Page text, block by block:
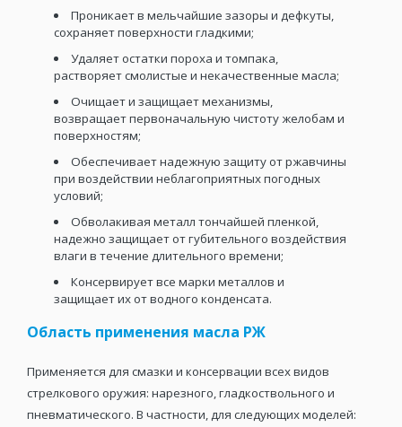
Проникает в мельчайшие зазоры и дефкуты,
сохраняет поверхности гладкими;
Удаляет остатки пороха и томпака,
растворяет смолистые и некачественные масла;
Очищает и защищает механизмы,
возвращает первоначальную чистоту желобам и
поверхностям;
Обеспечивает надежную защиту от ржавчины
при воздействии неблагоприятных погодных
условий;
Обволакивая металл тончайшей пленкой,
надежно защищает от губительного воздействия
влаги в течение длительного времени;
Консервирует все марки металлов и
защищает их от водного конденсата.
Область применения масла РЖ
Применяется для смазки и консервации всех видов
стрелкового оружия: нарезного, гладкоствольного и
пневматического. В частности, для следующих моделей: